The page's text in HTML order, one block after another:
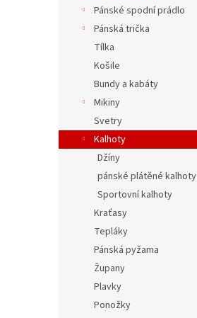
l
Pánské spodní prádlo
Pánská trička
Tílka
Košile
Bundy a kabáty
Mikiny
Svetry
Kalhoty
Džíny
pánské plátěné kalhoty
Sportovní kalhoty
Kraťasy
Tepláky
Pánská pyžama
Župany
Plavky
Ponožky